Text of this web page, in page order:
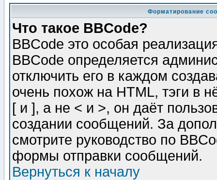
Форматирование
Что такое BBCode?
BBCode это особая
BBCode определяется
отключить его в каждом
очень похож на HTML, тэги в
[ и ], а не < и >, он даёт
создании сообщений. За
смотрите руководство по
формы отправки сообщений.
Вернуться к началу